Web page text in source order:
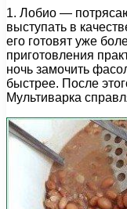
1. Лобио —
выступать в
его готовят уже
приготовления
ночь замочить
быстрее. После
Мультиварка